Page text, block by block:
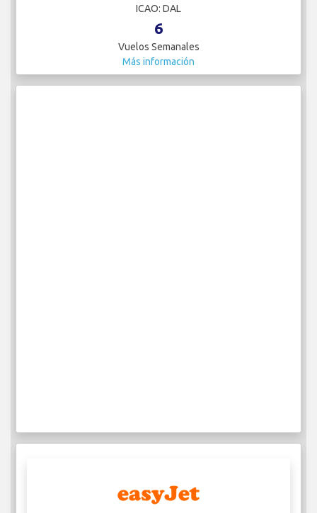
ICAO: DAL
6
Vuelos Semanales
Más información